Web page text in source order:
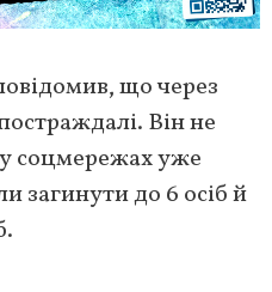
що через
Він не
у соцмережах уже
загинути до 6 осіб й